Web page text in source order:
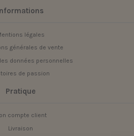
légales
générales de vente
données personnelles
de passion
Pratique
compte client
Livraison